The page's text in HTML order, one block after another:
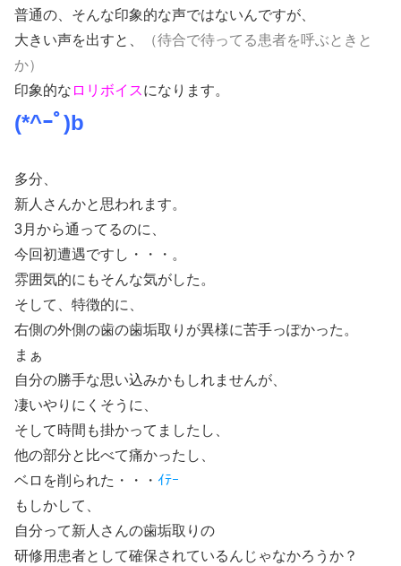
普通の、そんな印象的な声ではないんですが、
大きい声を出すと、
（待合で待ってる患者を呼ぶときと
か）
印象的な ロリボイスになります。
(*^ｰﾟ)b
多分、
新人さんかと思われます。
3月から通ってるのに、
今回初遭遇ですし・・・。
雰囲気的にもそんな気がした。
そして、特徴的に、
右側の外側の歯の歯垢取りが異様に苦手っぽかった。
まぁ
自分の勝手な思い込みかもしれませんが、
凄いやりにくそうに、
そして時間も掛かってましたし、
他の部分と比べて痛かったし、
ベロを削られた・・・ ｲﾃｰ
もしかして、
自分って新人さんの歯垢取りの
研修用患者として確保されているんじゃなかろうか？